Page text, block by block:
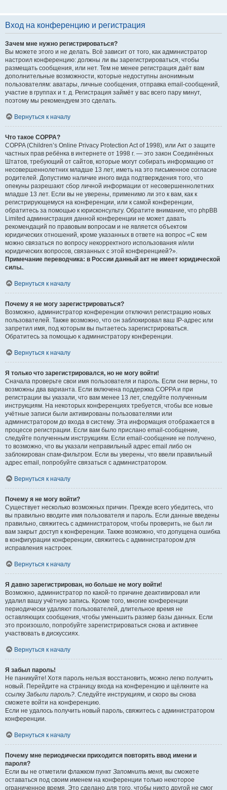
Вход на конференцию и регистрация
Зачем мне нужно регистрироваться?
Вы можете этого и не делать. Всё зависит от того, как администратор
настроил конференцию: должны ли вы зарегистрироваться, чтобы
размещать сообщения, или нет. Тем не менее регистрация даёт вам
дополнительные возможности, которые недоступны анонимным
пользователям: аватары, личные сообщения, отправка email-сообщений,
участие в группах и т. д. Регистрация займёт у вас всего пару минут,
поэтому мы рекомендуем это сделать.
Вернуться к началу
Что такое COPPA?
COPPA (Children’s Online Privacy Protection Act of 1998), или Акт о защите
частных прав ребёнка в интернете от 1998 г. — это закон Соединённых
Штатов, требующий от сайтов, которые могут собирать информацию от
несовершеннолетних младше 13 лет, иметь на это письменное согласие
родителей. Допустимо наличие иного вида подтверждения того, что
опекуны разрешают сбор личной информации от несовершеннолетних
младше 13 лет. Если вы не уверены, применимо ли это к вам, как к
регистрирующемуся на конференции, или к самой конференции,
обратитесь за помощью к юрисконсульту. Обратите внимание, что phpBB
Limited администрация данной конференции не может давать
рекомендаций по правовым вопросам и не является объектом
юридических отношений, кроме указанных в ответе на вопрос «С кем
можно связаться по вопросу некорректного использования и/или
юридических вопросов, связанных с этой конференцией?».
Примечание переводчика: в России данный акт не имеет юридической
силы..
Вернуться к началу
Почему я не могу зарегистрироваться?
Возможно, администратор конференции отключил регистрацию новых
пользователей. Также возможно, что он заблокировал ваш IP-адрес или
запретил имя, под которым вы пытаетесь зарегистрироваться.
Обратитесь за помощью к администратору конференции.
Вернуться к началу
Я только что зарегистрировался, но не могу войти!
Сначала проверьте свои имя пользователя и пароль. Если они верны, то
возможны два варианта. Если включена поддержка COPPA и при
регистрации вы указали, что вам менее 13 лет, следуйте полученным
инструкциям. На некоторых конференциях требуется, чтобы все новые
учётные записи были активированы пользователями или
администратором до входа в систему. Эта информация отображается в
процессе регистрации. Если вам было прислано email-сообщение,
следуйте полученным инструкциям. Если email-сообщение не получено,
то возможно, что вы указали неправильный адрес email либо он
заблокирован спам-фильтром. Если вы уверены, что ввели правильный
адрес email, попробуйте связаться с администратором.
Вернуться к началу
Почему я не могу войти?
Существует несколько возможных причин. Прежде всего убедитесь, что
вы правильно вводите имя пользователя и пароль. Если данные введены
правильно, свяжитесь с администратором, чтобы проверить, не был ли
вам закрыт доступ к конференции. Также возможно, что допущена ошибка
в конфигурации конференции, свяжитесь с администратором для
исправления настроек.
Вернуться к началу
Я давно зарегистрирован, но больше не могу войти!
Возможно, администратор по какой-то причине деактивировал или
удалил вашу учётную запись. Кроме того, многие конференции
периодически удаляют пользователей, длительное время не
оставляющих сообщения, чтобы уменьшить размер базы данных. Если
это произошло, попробуйте зарегистрироваться снова и активнее
участвовать в дискуссиях.
Вернуться к началу
Я забыл пароль!
Не паникуйте! Хотя пароль нельзя восстановить, можно легко получить
новый. Перейдите на страницу входа на конференцию и щёлкните на
ссылку Забыли пароль?. Следуйте инструкциям, и скоро вы снова
сможете войти на конференцию.
Если не удалось получить новый пароль, свяжитесь с администратором
конференции.
Вернуться к началу
Почему мне периодически приходится повторять ввод имени и
пароля?
Если вы не отметили флажком пункт Запомнить меня, вы сможете
оставаться под своим именем на конференции только некоторое
ограниченное время. Это сделано для того, чтобы никто другой не смог